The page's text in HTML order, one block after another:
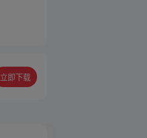
立即下载